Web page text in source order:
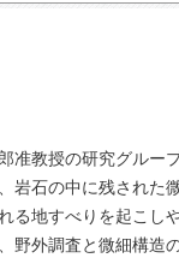
准教授の研究グルー
岩石の中に残された
る地すべりを起こ
野外調査と微細構造